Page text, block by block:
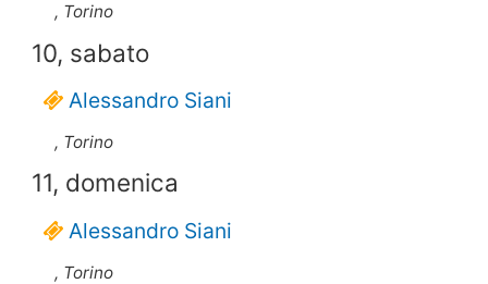
, Torino
10, sabato
Alessandro Siani
, Torino
11, domenica
Alessandro Siani
, Torino